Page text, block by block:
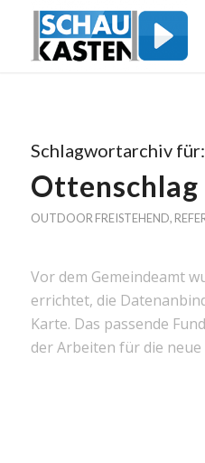
Schlagwortarchiv für:
Ottenschlag
OUTDOOR FREISTEHEND,
Vor dem Gemeindeamt
errichtet, die
Karte. Das passende
der Arbeiten für die